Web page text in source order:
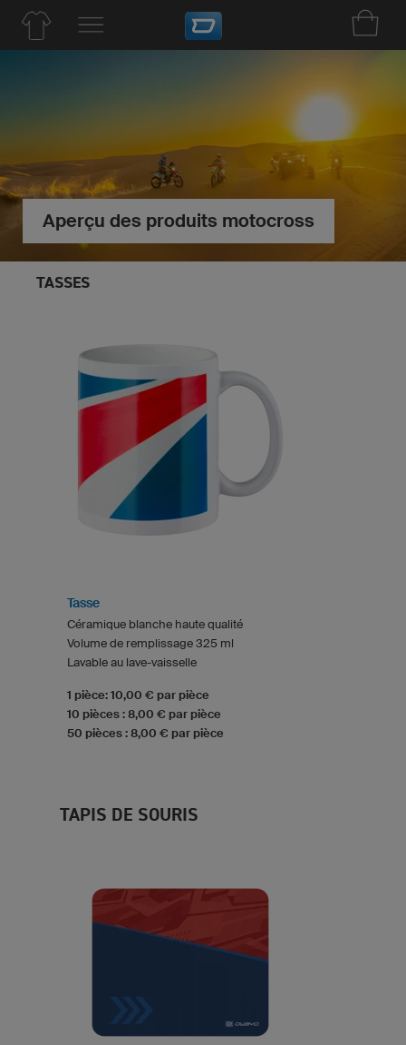
Aperçu des produits motocross
TASSES
Tasse
Céramique blanche haute qualité
Volume de remplissage 325 ml
Lavable au lave-vaisselle
1 pièce: 10,00 € par pièce
10 pièces : 8,00 € par pièce
50 pièces : 8,00 € par pièce
TAPIS DE SOURIS